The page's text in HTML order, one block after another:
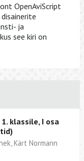
OpenAviScript
ja
see kiri on
klassile, I osa
Kärt Normann